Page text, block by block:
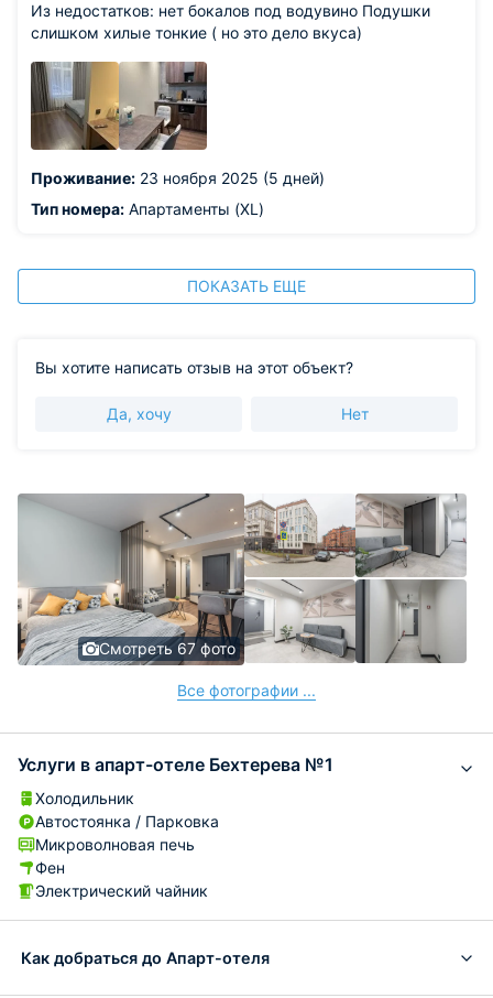
Из недостатков: нет бокалов под водувино Подушки
слишком хилые тонкие ( но это дело вкуса)
Проживание: 23 ноября 2025 (5 дней)
Тип номера: Апартаменты (XL)
ПОКАЗАТЬ ЕЩЕ
Вы хотите написать отзыв на этот объект?
Да, хочу Нет
Смотреть 67 фото
Все фотографии ...
Услуги в апарт-отеле Бехтерева №1
Холодильник
Автостоянка / Парковка
Микроволновая печь
Фен
Электрический чайник
Как добраться до Апарт-отеля